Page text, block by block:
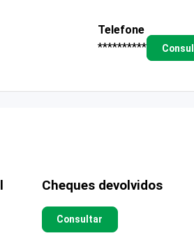
Telefone
**********
Cheques devolvidos
Consultar